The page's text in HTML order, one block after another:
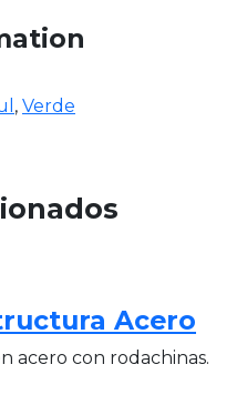
, Verde
Acero
acero con rodachinas.